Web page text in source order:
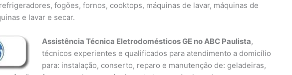
fogões, fornos, cooktops, máquinas de lavar, máquinas de
e lavar e secar.
Assistência Técnica Eletrodomésticos GE no ABC Paulista,
técnicos experientes e qualificados para atendimento a domicílio
para: instalação, conserto, reparo e manutenção de: geladeiras,